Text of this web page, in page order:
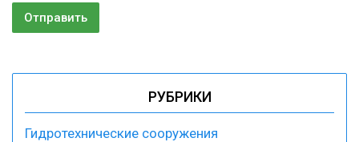
РУБРИКИ
Гидротехнические сооружения